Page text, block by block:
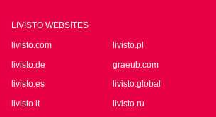
LIVISTO WEBSITES
livisto.com
livisto.de
livisto.es
livisto.it
livisto.pl
graeub.com
livisto.global
livisto.ru